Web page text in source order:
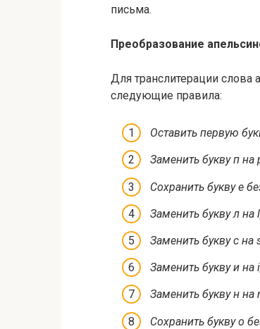
письма.
Преобразование
Для транслитерации слова
следующие правила:
Оставить первую
Заменить букву п на
Сохранить букву е
Заменить букву л на
Заменить букву с на
Заменить букву и на
Заменить букву н на
Сохранить букву о